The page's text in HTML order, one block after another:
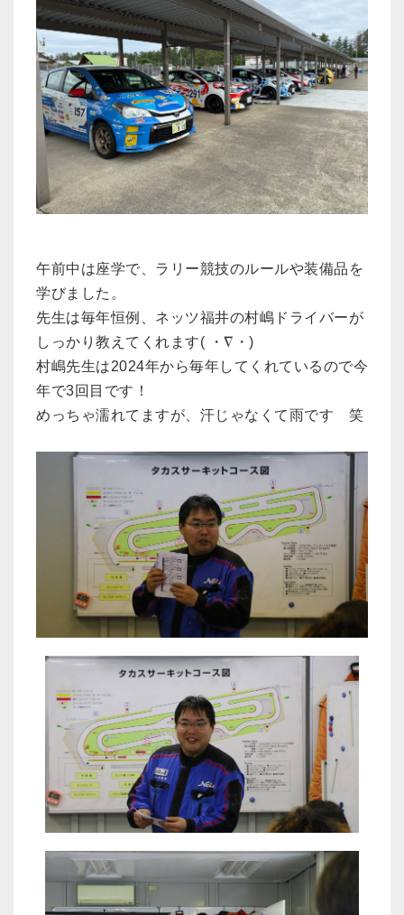
午前中は座学で、ラリー競技のルールや装備品を
学びました。
先生は毎年恒例、ネッツ福井の村嶋ドライバーが
しっかり教えてくれます( ・∇・)
村嶋先生は2024年から毎年してくれているので今
年で3回目です！
めっちゃ濡れてますが、汗じゃなくて雨です 笑